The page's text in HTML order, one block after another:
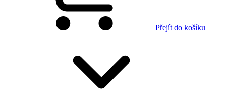
Přejít do košíku